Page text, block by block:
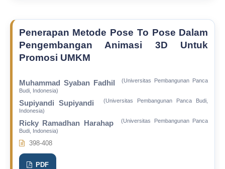
Penerapan Metode Pose To Pose Dalam
Pengembangan Animasi 3D Untuk
Promosi UMKM
Muhammad Syaban Fadhil
(Universitas Pembangunan Panca
Budi, Indonesia)
Supiyandi Supiyandi
(Universitas Pembangunan Panca Budi,
Indonesia)
Ricky Ramadhan Harahap
(Universitas Pembangunan Panca
Budi, Indonesia)
398-408
PDF